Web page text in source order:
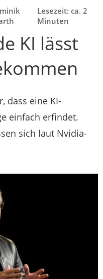
Lesezeit: ca. 2
Minuten
KI lässt
dass eine KI-
einfach erfindet.
sich laut Nvidia-